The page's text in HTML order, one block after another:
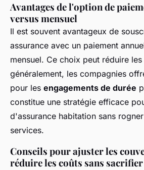
Avantages de l'option de
versus mensuel
Il est souvent avantageux de
assurance avec un paiement
mensuel. Ce choix peut réduire
généralement, les compagnies
pour les engagements de durée
constitue une stratégie efficace
d'assurance habitation sans
services.
Conseils pour ajuster les
réduire les coûts sans